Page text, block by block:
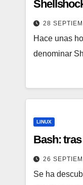
28
Hace unas
denominar
LINUX
Bash:
26
Se ha